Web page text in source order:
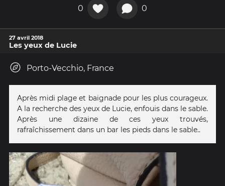
0 0
27 avril 2018
Les yeux de Lucie
Porto-Vecchio, France
Après midi plage et baignade pour les plus courageux.
A la recherche des yeux de Lucie, enfouis dans le sable.
Après une dizaine de ces yeux trouvés,
rafraîchissement dans un bar les pieds dans le sable..